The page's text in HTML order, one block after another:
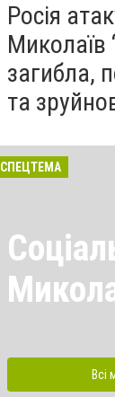
Росія
Миколаїв
загибла,
та
СПЕЦТЕМА
Всі